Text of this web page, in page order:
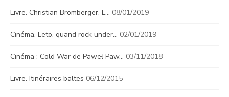
Livre. Christian Bromberger, L… 08/01/2019
Cinéma. Leto, quand rock under… 02/01/2019
Cinéma : Cold War de Paweł Paw… 03/11/2018
Livre. Itinéraires baltes 06/12/2015